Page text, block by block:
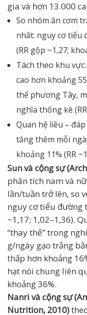
gia và hơn 13.000
So nhóm ăn cơm
nhất: nguy cơ tiểu
(RR gộp ~1,27;
Tách theo khu
cao hơn khoảng
thể phương Tây,
nghĩa thống kê
Quan hệ liều –
tăng thêm mỗi
khoảng 11% (RR
Sun và cộng sự
phân tích nam và
lần/tuần trở lên, so
nguy cơ tiểu đường
~1,17; 1,02–1,36).
“thay thế” trong
g/ngày gạo trắng
thấp hơn khoảng
hạt nói chung liên
khoảng 36%.
Nanri và cộng sự
Nutrition, 2010)